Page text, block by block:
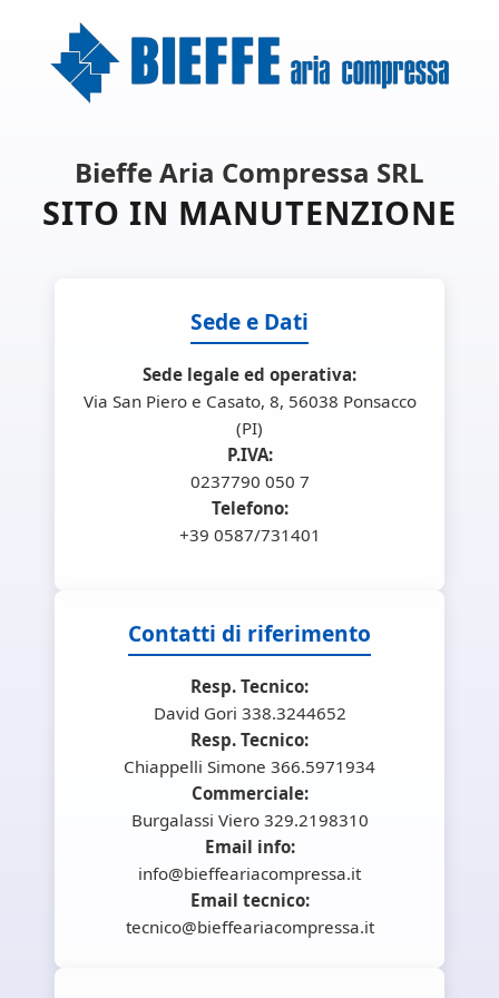
Bieffe Aria Compressa SRL
SITO IN MANUTENZIONE
Sede e Dati
Sede legale ed operativa:
Via San Piero e Casato, 8, 56038 Ponsacco
(PI)
P.IVA:
0237790 050 7
Telefono:
+39 0587/731401
Contatti di riferimento
Resp. Tecnico:
David Gori 338.3244652
Resp. Tecnico:
Chiappelli Simone 366.5971934
Commerciale:
Burgalassi Viero 329.2198310
Email info:
info@bieffeariacompressa.it
Email tecnico:
tecnico@bieffeariacompressa.it